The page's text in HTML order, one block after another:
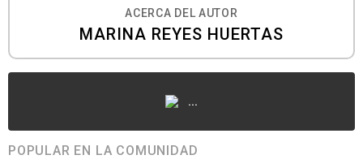
ACERCA DEL AUTOR
MARINA REYES HUERTAS
...
POPULAR EN LA COMUNIDAD